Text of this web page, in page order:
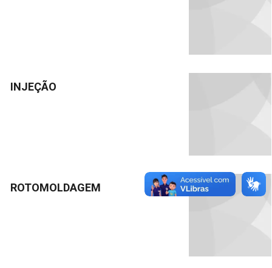
INJEÇÃO
ROTOMOLDAGEM